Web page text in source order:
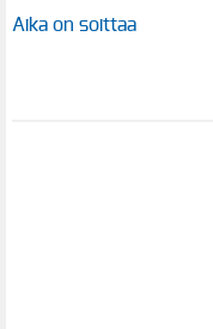
Aika on soittaa